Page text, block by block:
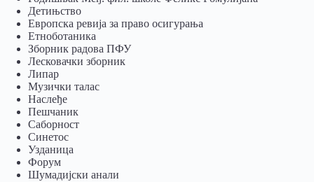
Детињство
Европска ревија за право осигурања
Eтноботаника
Зборник радова ПФУ
Лесковачки зборник
Липар
Музички талас
Наслеђе
Пешчаник
Саборност
Синетос
Узданица
Форум
Шумадијски анали